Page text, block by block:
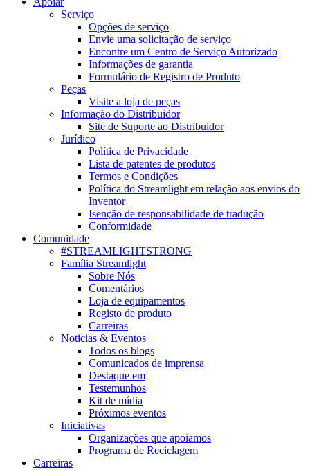
Serviço
Opções de serviço
Envie uma solicitação de serviço
Encontre um Centro de Serviço Autorizado
Informações de garantia
Formulário de Registro de Produto
Peças
Visite a loja de peças
Informação do Distribuidor
Site de Suporte ao Distribuidor
Jurídico
Política de Privacidade
Lista de patentes de produtos
Termos e Condições
Política do Streamlight em relação aos envios do
Inventor
Isenção de responsabilidade de tradução
Conformidade
Comunidade
#STREAMLIGHTSTRONG
Família Streamlight
Sobre Nós
Comentários
Loja de equipamentos
Registo de produto
Carreiras
Noticias & Eventos
Todos os blogs
Comunicados de imprensa
Destaque em
Testemunhos
Kit de mídia
Próximos eventos
Iniciativas
Organizações que apoiamos
Programa de Reciclagem
Carreiras